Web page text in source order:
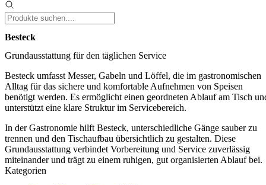
Besteck
Grundausstattung für den täglichen Service
Besteck umfasst Messer, Gabeln und Löffel, die im gastronomischen
Alltag für das sichere und komfortable Aufnehmen von Speisen
benötigt werden. Es ermöglicht einen geordneten Ablauf am Tisch
unterstützt eine klare Struktur im Servicebereich.
In der Gastronomie hilft Besteck, unterschiedliche Gänge sauber zu
trennen und den Tischaufbau übersichtlich zu gestalten. Diese
Grundausstattung verbindet Vorbereitung und Service zuverlässig
miteinander und trägt zu einem ruhigen, gut organisierten Ablauf bei.
Kategorien